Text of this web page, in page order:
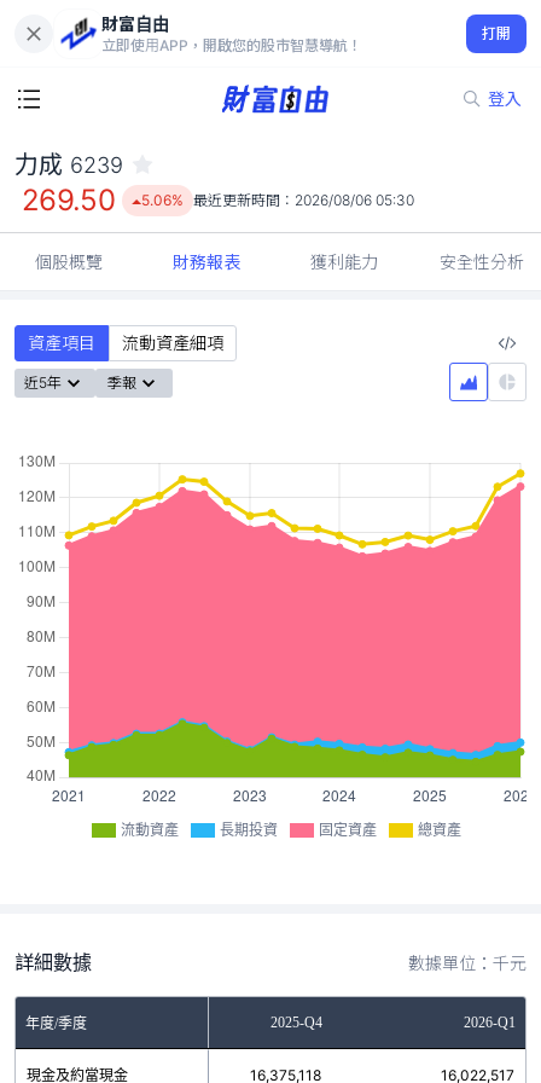
財富自由
立即使用APP，開啟您的股市智慧導航！
打開
登入
269.50
5.06%
力成 6239
269.50 5.06% 最近更新時間： 2026/08/06 05:30
個股概覽 財務報表 獲利能力 安全性分析
資產項目 流動資產細項
近5年 季報
流動資產 長期投資 固定資產 總資產
詳細數據 數據單位：千元
年度/季度2025-Q3 2025-Q4 2026-Q1
現金及約當現金
16,078,354 16,375,118 16,022,517